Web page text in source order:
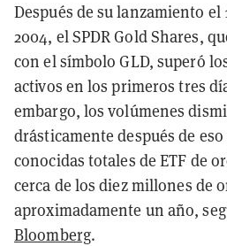
Después de su lanzamiento el
2004, el SPDR Gold Shares,
con el símbolo GLD, superó
activos en los primeros tres
embargo, los volúmenes
drásticamente después de
conocidas totales de ETF de
cerca de los diez millones de
aproximadamente un año,
Bloomberg.